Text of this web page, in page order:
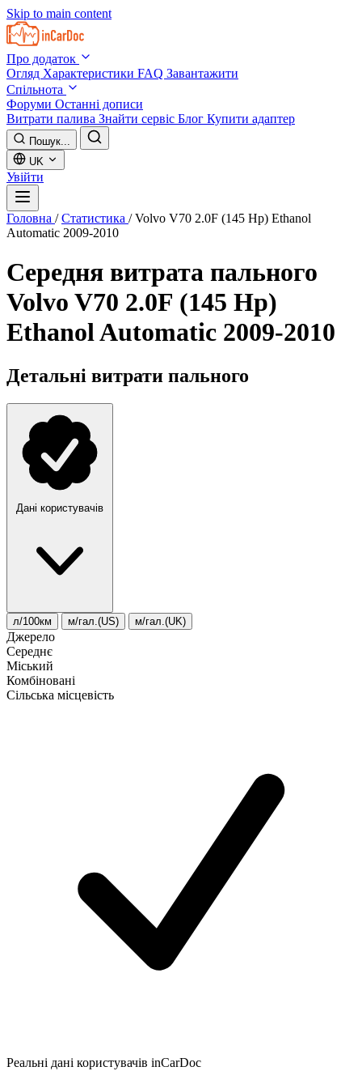
Skip to main content
Про додаток
Огляд Характеристики FAQ Завантажити
Спільнота
Форуми Останні дописи
Витрати палива Знайти сервіс Блог Купити адаптер
Пошук...
UK
Увійти
Головна / Статистика / Volvo V70 2.0F (145 Hp) Ethanol
Automatic 2009-2010
Середня витрата пального
Volvo V70 2.0F (145 Hp)
Ethanol Automatic 2009-2010
Детальні витрати пального
Дані користувачів
л/100км м/гал.(US) м/гал.(UK)
Джерело
Середнє
Міський
Комбіновані
Сільська місцевість
Реальні дані користувачів inCarDoc